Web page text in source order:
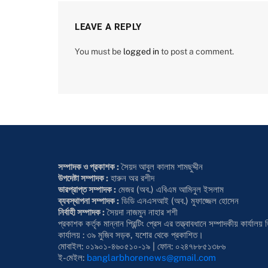
LEAVE A REPLY
You must be logged into post a comment.
সম্পাদক ও প্রকাশক :সৈয়দ আবুল কালাম শামছুদ্দীন
উপদেষ্টা সম্পাদক : হারুন অর রশীদ
ভারপ্রাপ্ত সম্পাদক : মেজর (অব.) এবিএম আমিনুল ইসলাম
ব্যবস্থাপনা সম্পাদক : ডিডি এনএসআই (অব.) মুফাজ্জেল হোসেন
নির্বাহী সম্পাদক :সৈয়দা নাজমুন নাহার শশী
প্রকাশক কর্তৃক মান্নান প্রিন্টিং প্রেস এর তত্ত্বাবধানে সম্পাদকীয়
কার্যালয় : ৩৯ মুজিব সড়ক, যশোর থেকে প্রকাশিত।
মোবাইল: ০১৯০১-৪৬০৫১০-১৯ | ফোন: ০২৪৭৮৮৫১৩৮৬
ই-মেইল: banglarbhorenews@gmail.com